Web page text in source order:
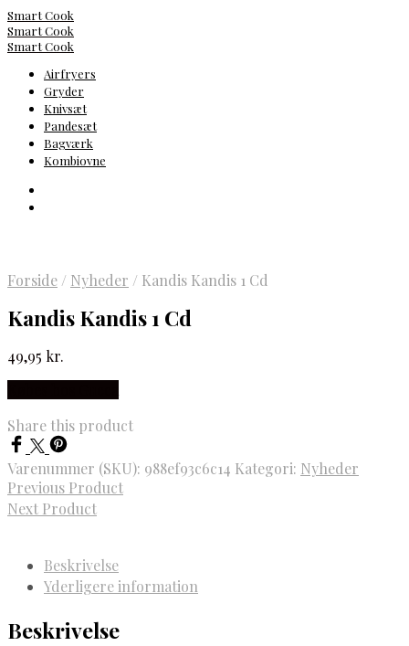
Smart Cook
Smart Cook
Smart Cook
Airfryers
Gryder
Knivsæt
Pandesæt
Bagværk
Kombiovne
Forside / Nyheder / Kandis Kandis 1 Cd
Kandis Kandis 1 Cd
49,95 kr.
Share this product
Varenummer (SKU): 988ef93c6c14 Kategori: Nyheder
Previous Product
Next Product
Beskrivelse
Yderligere information
Beskrivelse